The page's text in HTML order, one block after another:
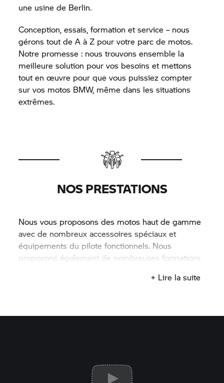
une usine de Berlin.
Conception, essais, formation et service – nous
gérons tout de A à Z pour votre parc de motos.
Notre promesse : nous trouvons ensemble la
meilleure solution pour vos besoins et mettons
tout en œuvre pour que vous puissiez compter
sur vos motos BMW, même dans les situations
extrêmes.
NOS PRESTATIONS
Nous vous proposons des motos haut de gamme
avec de nombreux accessoires spéciaux et
équipements du pilote fonctionnels. Nous
proposons également de nombreuses formations
+ Lire la suite